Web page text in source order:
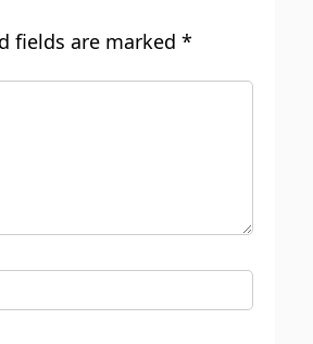
fields are marked *